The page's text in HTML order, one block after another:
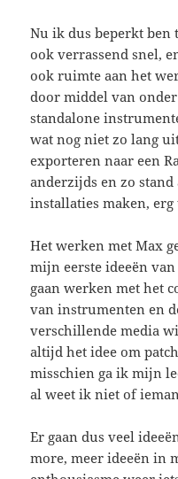
Nu ik dus beperkt ben
ook verrassend snel,
ook ruimte aan het
door middel van
standalone
wat nog niet zo lang
exporteren naar een
anderzijds en zo
installaties maken,
Het werken met Max
mijn eerste ideeën
gaan werken met het
van instrumenten en
verschillende media
altijd het idee om
misschien ga ik mijn
al weet ik niet of
Er gaan dus veel
more, meer ideeën in